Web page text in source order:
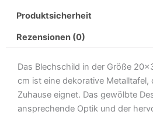
halten
Hühner
Metall
Blechschild
Menge
Produktsicherheit
Rezensionen (0)
Das Blechschild in der Größe
cm ist eine dekorative Metalltafel,
Zuhause eignet. Das gewölbte
ansprechende Optik und der